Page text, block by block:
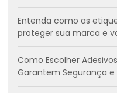
Entenda como as
proteger sua marca e
Como Escolher
Garantem Segurança